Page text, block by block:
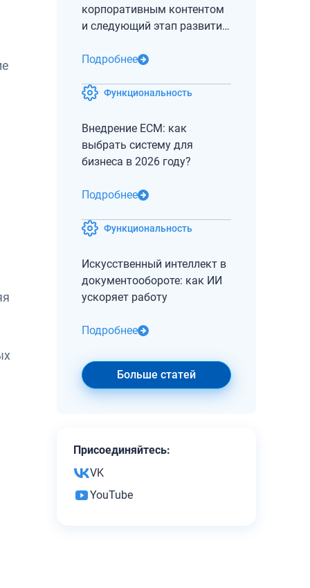
корпоративным контентом
и следующий этап развития
Подробнее
Функциональность
Внедрение ECM: как
выбрать систему для
бизнеса в 2026 году?
Подробнее
Функциональность
Искусственный интеллект в
документообороте: как ИИ
ускоряет работу
Подробнее
Больше статей
Присоединяйтесь:
VK
YouTube